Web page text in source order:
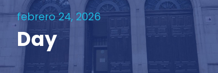
febrero 24, 2026
Day